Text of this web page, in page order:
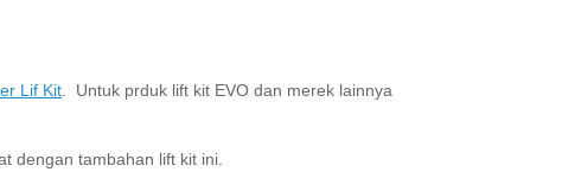
Lif Kit . Untuk prduk lift kit EVO dan merek lainnya
dengan tambahan lift kit ini.